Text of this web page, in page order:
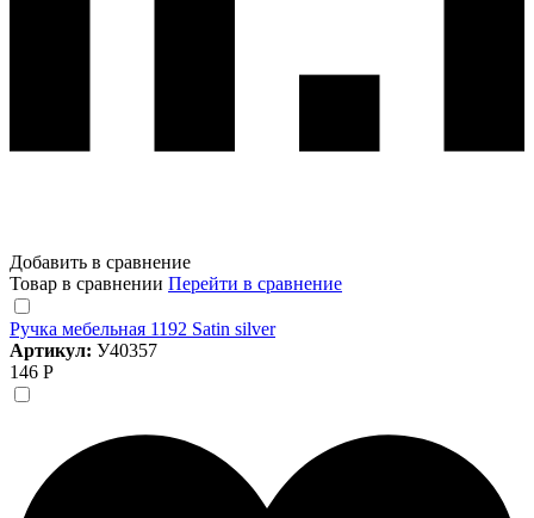
Добавить в сравнение
Товар в сравнении Перейти в сравнение
Ручка мебельная 1192 Satin silver
Артикул: У40357
146 Р